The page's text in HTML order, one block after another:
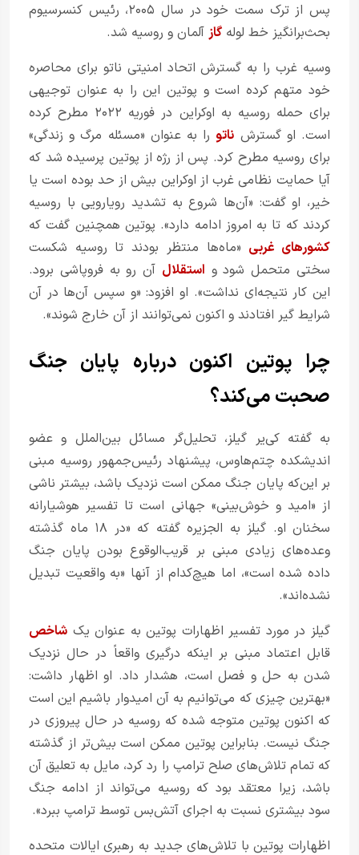
پس از ترک سمت خود در سال ۲۰۰۵، رئیس کنسرسیوم
بحث‌برانگیز خط لوله گاز آلمان و روسیه شد.
وسیه غرب را به گسترش اتحاد امنیتی ناتو برای محاصره
خود متهم کرده است و پوتین این را به عنوان توجیهی
برای حمله روسیه به اوکراین در فوریه ۲۰۲۲ مطرح کرده
است. او گسترش ناتورا به عنوان «مسئله مرگ و زندگی»
برای روسیه مطرح کرد. پس از رژه از پوتین پرسیده شد که
آیا حمایت نظامی غرب از اوکراین بیش از حد بوده است یا
خیر، او گفت: «آن‌ها شروع به تشدید رویارویی با روسیه
کردند که تا به امروز ادامه دارد». پوتین همچنین گفت که
کشورهای غربی «ماه‌ها منتظر بودند تا روسیه شکست
سختی متحمل شود و استقلال آن رو به فروپاشی برود.
این کار نتیجه‌ای نداشت». او افزود: «و سپس آن‌ها در آن
شرایط گیر افتادند و اکنون نمی‌توانند از آن خارج شوند».
چرا پوتین اکنون درباره پایان جنگ
صحبت می‌کند؟
به گفته کی‌یر گیلز، تحلیل‌گر مسائل بین‌الملل و عضو
اندیشکده چتم‌هاوس، پیشنهاد رئیس‌جمهور روسیه مبنی
بر این‌که پایان جنگ ممکن است نزدیک باشد، بیشتر ناشی
از «امید و خوش‌بینی» جهانی است تا تفسیر هوشیارانه
سخنان او. گیلز به الجزیره گفته که «در ۱۸ ماه گذشته
وعده‌های زیادی مبنی بر قریب‌الوقوع بودن پایان جنگ
داده شده است»، اما هیچ‌کدام از آنها «به واقعیت تبدیل
نشده‌اند».
گیلز در مورد تفسیر اظهارات پوتین به عنوان یک شاخص
قابل اعتماد مبنی بر اینکه درگیری واقعاً در حال نزدیک
شدن به حل و فصل است، هشدار داد. او اظهار داشت:
«بهترین چیزی که می‌توانیم به آن امیدوار باشیم این است
که اکنون پوتین متوجه شده که روسیه در حال پیروزی در
جنگ نیست. بنابراین پوتین ممکن است بیش‌تر از گذشته
که تمام تلاش‌های صلح ترامپ را رد کرد، مایل به تعلیق آن
باشد، زیرا معتقد بود که روسیه می‌تواند از ادامه جنگ
سود بیشتری نسبت به اجرای آتش‌بس توسط ترامپ ببرد».
اظهارات پوتین با تلاش‌های جدید به رهبری ایالات متحده